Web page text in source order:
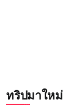
ทริปมาใหม่